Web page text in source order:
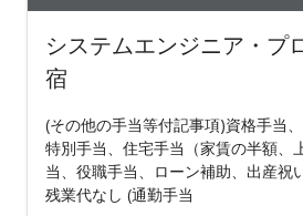
システムエンジニア・プ
宿
(その他の手当等付記事項)資格手当
特別手当、住宅手当（家賃の半額、
当、役職手当、ローン補助、出産祝
残業代なし (通勤手当